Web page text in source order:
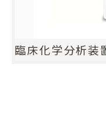
臨床化学分析装